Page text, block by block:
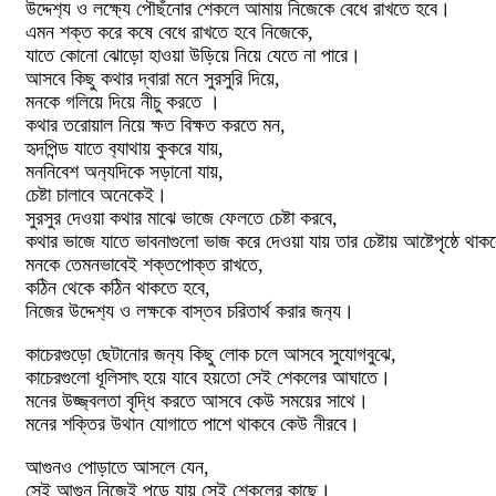
উদ্দেশ‍্য ও লক্ষ‍্যে পৌছঁনোর শেকলে আমায় নিজেকে বেধে রাখতে হবে।
এমন শক্ত করে কষে বেধে রাখতে হবে নিজেকে,
যাতে কোনো ঝোড়ো হাওয়া উড়িয়ে নিয়ে যেতে না পারে।
আসবে কিছু কথার দ্বারা মনে সুরসুরি দিয়ে,
মনকে গলিয়ে দিয়ে নীচু করতে ।
কথার তরোয়াল নিয়ে ক্ষত বিক্ষত করতে মন,
হৃদপিন্ড যাতে ব‍্যাথায় কুকরে যায়,
মননিবেশ অন‍্যদিকে সড়ানো যায়,
চেষ্টা চালাবে অনেকেই।
সুরসুর দেওয়া কথার মাঝে ভাজে ফেলতে চেষ্টা করবে,
কথার ভাজে যাতে ভাবনাগুলো ভাজ করে দেওয়া যায় তার চেষ্টায় আষ্টেপৃষ্ঠে
মনকে তেমনভাবেই শক্তপোক্ত রাখতে,
কঠিন থেকে কঠিন থাকতে হবে,
নিজের উদ্দেশ‍্য ও লক্ষকে বাস্তব চরিতার্থ করার জন‍্য।
কাচেরগুড়ো ছেটানোর জন‍্য কিছু লোক চলে আসবে সুযোগবুঝে,
কাচেরগুলো ধূলিসাৎ হয়ে যাবে হয়তো সেই শেকলের আঘাতে।
মনের উজ্জ্বলতা বৃদ্ধি করতে আসবে কেউ সময়ের সাথে।
মনের শক্তির উথান যোগাতে পাশে থাকবে কেউ নীরবে।
আগুনও পোড়াতে আসলে যেন,
সেই আগুন নিজেই পুড়ে যায় সেই শেকলের কাছে।